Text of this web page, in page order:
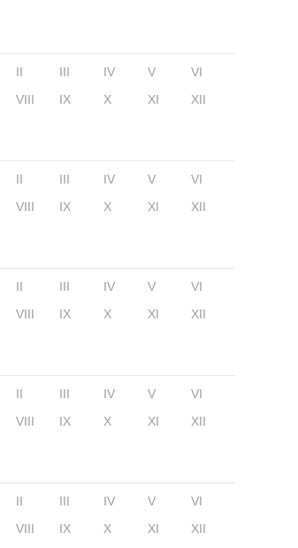
II III IV V
VI
VIII IX X XI XII
II III IV V
VI
VIII IX X XI XII
II III IV V
VI
VIII IX X XI XII
II III IV V
VI
VIII IX X XI XII
II III IV V
VI
VIII IX X XI XII